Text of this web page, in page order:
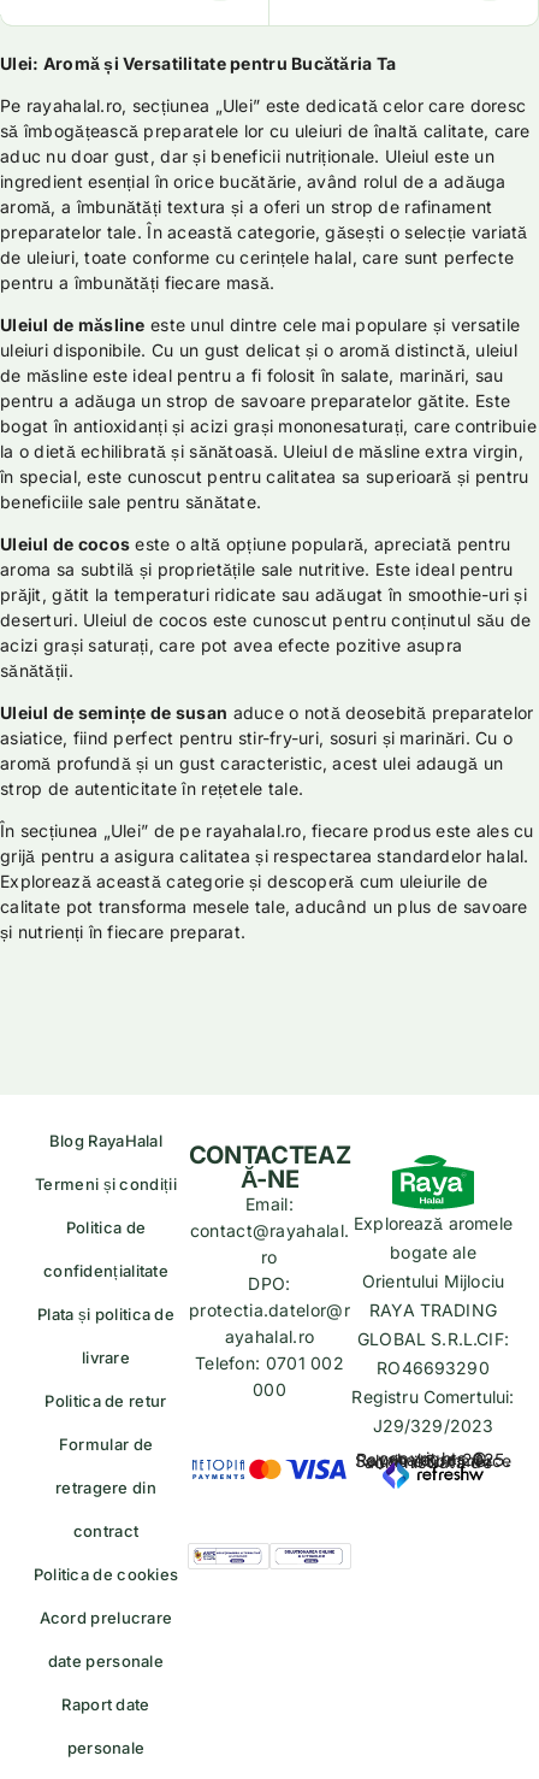
Ulei: Aromă și Versatilitate pentru Bucătăria Ta
Pe rayahalal.ro, secțiunea „Ulei” este dedicată celor care doresc
să îmbogățească preparatele lor cu uleiuri de înaltă calitate, care
aduc nu doar gust, dar și beneficii nutriționale. Uleiul este un
ingredient esențial în orice bucătărie, având rolul de a adăuga
aromă, a îmbunătăți textura și a oferi un strop de rafinament
preparatelor tale. În această categorie, găsești o selecție variată
de uleiuri, toate conforme cu cerințele halal, care sunt perfecte
pentru a îmbunătăți fiecare masă.
Uleiul de măsline este unul dintre cele mai populare și versatile
uleiuri disponibile. Cu un gust delicat și o aromă distinctă, uleiul
de măsline este ideal pentru a fi folosit în salate, marinări, sau
pentru a adăuga un strop de savoare preparatelor gătite. Este
bogat în antioxidanți și acizi grași mononesaturați, care contribuie
la o dietă echilibrată și sănătoasă. Uleiul de măsline extra virgin,
în special, este cunoscut pentru calitatea sa superioară și pentru
beneficiile sale pentru sănătate.
Uleiul de cocos este o altă opțiune populară, apreciată pentru
aroma sa subtilă și proprietățile sale nutritive. Este ideal pentru
prăjit, gătit la temperaturi ridicate sau adăugat în smoothie-uri și
deserturi. Uleiul de cocos este cunoscut pentru conținutul său de
acizi grași saturați, care pot avea efecte pozitive asupra
sănătății.
Uleiul de semințe de susan aduce o notă deosebită preparatelor
asiatice, fiind perfect pentru stir-fry-uri, sosuri și marinări. Cu o
aromă profundă și un gust caracteristic, acest ulei adaugă un
strop de autenticitate în rețetele tale.
În secțiunea „Ulei” de pe rayahalal.ro, fiecare produs este ales cu
grijă pentru a asigura calitatea și respectarea standardelor halal.
Explorează această categorie și descoperă cum uleiurile de
calitate pot transforma mesele tale, aducând un plus de savoare
și nutrienți în fiecare preparat.
Blog RayaHalal
Termeni și condiții
Politica de
confidențialitate
Plata și politica de
livrare
Politica de retur
Formular de
retragere din
contract
Politica de cookies
Acord prelucrare
date personale
Raport date
personale
Explorează aromele
bogate ale
Orientului Mijlociu
RAYA TRADING
GLOBAL S.R.L.CIF:
RO46693290
Registru Comertului:
J29/329/2023
copyrights © Rayahalal.ro 2025. Soluție eCommerce administrată de
CONTACTEAZ
Ă-NE
Email:
contact@rayahalal.
ro
DPO:
protectia.datelor@r
ayahalal.ro
Telefon: 0701 002
000